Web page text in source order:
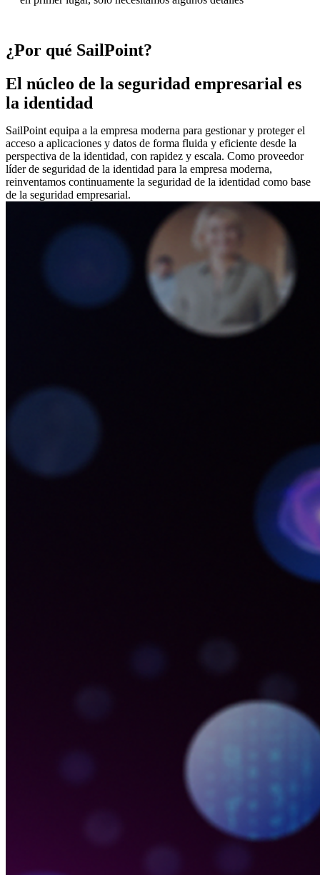
¿Por qué SailPoint?
El núcleo de la seguridad empresarial es
la identidad
SailPoint equipa a la empresa moderna para gestionar y proteger el
acceso a aplicaciones y datos de forma fluida y eficiente desde la
perspectiva de la identidad, con rapidez y escala. Como proveedor
líder de seguridad de la identidad para la empresa moderna,
reinventamos continuamente la seguridad de la identidad como base
de la seguridad empresarial.